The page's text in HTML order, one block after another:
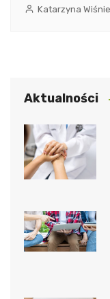
Katarzyna
Aktualności